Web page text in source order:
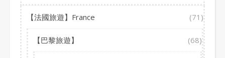
【法國旅遊】France (71)
【巴黎旅遊】 (68)